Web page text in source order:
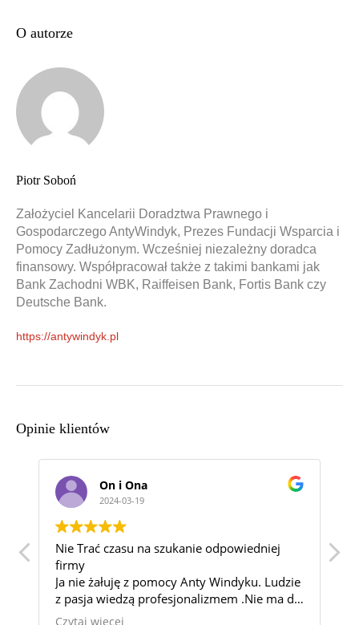
O autorze
Piotr Soboń
Założyciel Kancelarii Doradztwa Prawnego i
Gospodarczego AntyWindyk, Prezes Fundacji Wsparcia i
Pomocy Zadłużonym. Wcześniej niezależny doradca
finansowy. Współpracował także z takimi bankami jak
Bank Zachodni WBK, Raiffeisen Bank, Fortis Bank czy
Deutsche Bank.
https://antywindyk.pl
Opinie klientów
szukanie odpowiedniej
Anty Windyku. Ludzie
.Nie ma dla
Katarzyna sielska
Wspaniałą Kancelaria!
miałam kontakt. Pomogli
która wydawała się
powodowala u mnie